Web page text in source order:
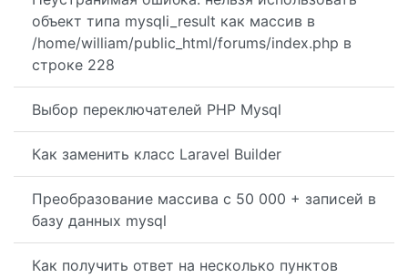
объект типа mysqli_result как массив в
/home/william/public_html/forums/index.php в
строке 228
Выбор переключателей PHP Mysql
Как заменить класс Laravel Builder
Преобразование массива с 50 000 + записей в
базу данных mysql
Как получить ответ на несколько пунктов